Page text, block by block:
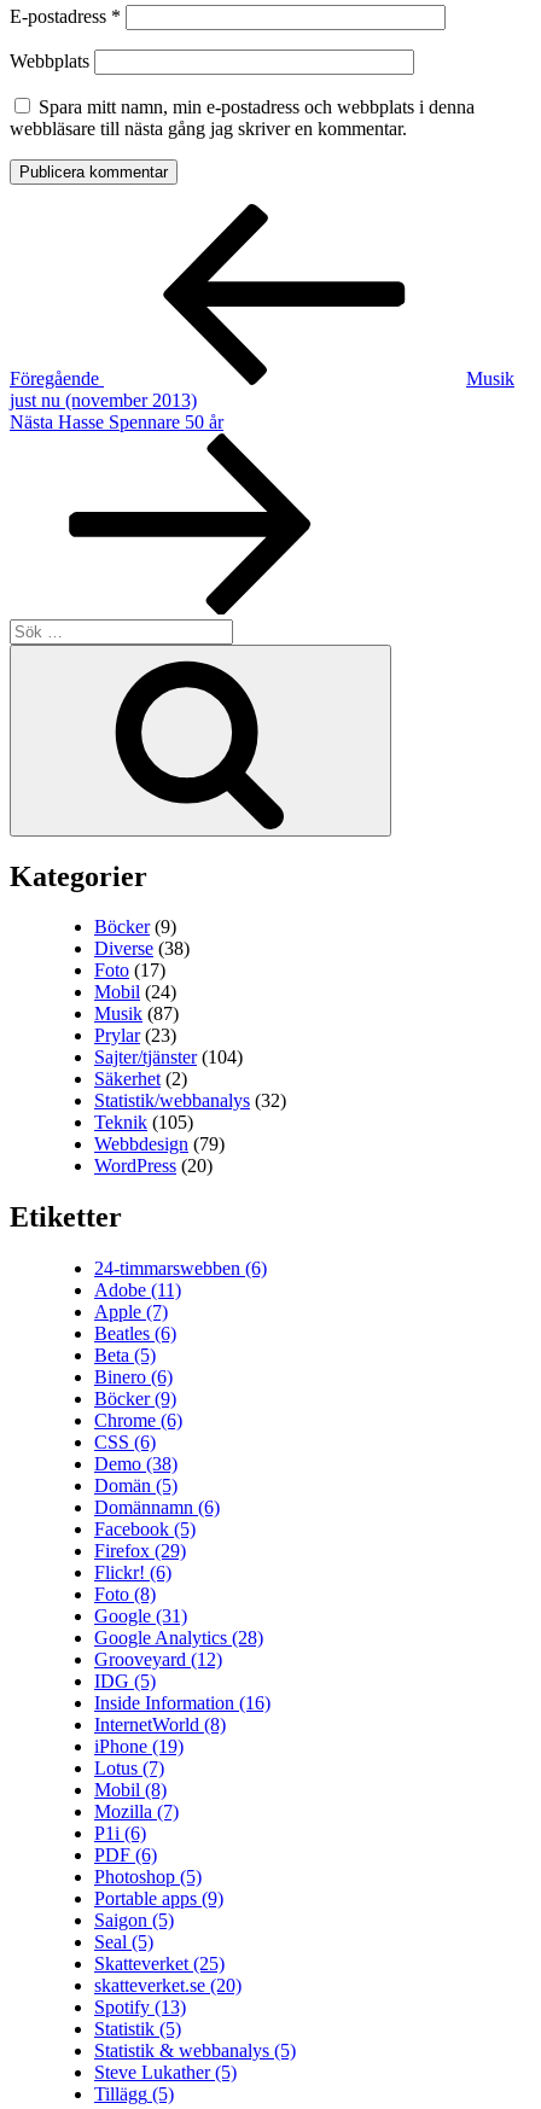
E-postadress *
Webbplats
Spara mitt namn, min e-postadress och webbplats i denna
webbläsare till nästa gång jag skriver en kommentar.
Inläggsnavigering
Föregående
Musik
just nu (november 2013)
Nästa
Nästa Hasse Spennare 50 år
Sök
efter:
Kategorier
Böcker(9)
Diverse (38)
Foto (17)
Mobil (24)
Musik (87)
Prylar(23)
Sajter/tjänster(104)
Säkerhet(2)
Statistik/webbanalys (32)
Teknik (105)
Webbdesign (79)
WordPress (20)
Etiketter
24-timmarswebben (6)
Adobe (11)
Apple (7)
Beatles (6)
Beta (5)
Binero (6)
Böcker(9)
Chrome (6)
CSS (6)
Demo (38)
Domän (5)
Domännamn (6)
Facebook (5)
Firefox (29)
Flickr! (6)
Foto (8)
Google (31)
Google Analytics (28)
Grooveyard (12)
IDG (5)
Inside Information (16)
InternetWorld (8)
iPhone (19)
Lotus (7)
Mobil (8)
Mozilla (7)
P1i (6)
PDF (6)
Photoshop (5)
Portable apps (9)
Saigon (5)
Seal (5)
Skatteverket (25)
skatteverket.se (20)
Spotify (13)
Statistik (5)
Statistik & webbanalys (5)
Steve Lukather(5)
Tillägg (5)